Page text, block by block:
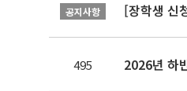
공지사항 [장학생 신
495 2026년 하